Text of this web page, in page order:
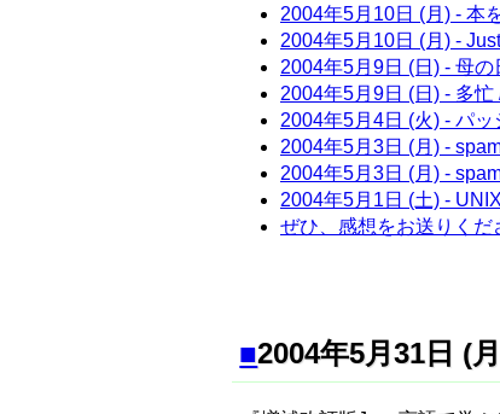
2004年5月10日 (月) - 本
2004年5月10日 (月) -
2004年5月9日 (日) - 母の
2004年5月9日 (日) - 多忙
2004年5月4日 (火) - パッ
2004年5月3日 (月) -
2004年5月3日 (月) -
2004年5月1日 (土) -
ぜひ、感想をお送りくだ
■2004年5月31日 (